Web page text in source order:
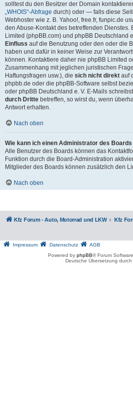
solltest du den Besitzer der Domain
„WHOIS“-Abfrage durch) oder — falls diese
Webhoster wie z. B. Yahoo!, free.fr, funpic.de
den Abuse-Kontakt des betreffenden Dienstes.
Limited (phpBB.com) und phpBB Deutschland
Einfluss auf die Benutzung oder den oder die
haben und dafür in keiner Weise zur
können. Kontaktiere daher nie phpBB Limited
Zusammenhang mit jeglichen juristischen
Haftungsfragen usw.), die sich nicht direkt auf
phpbb.de oder die phpBB-Software selbst
oder phpBB Deutschland e. V. E-Mails
durch Dritte betreffen, so wirst du, wenn
Antwort erhalten.
Nach oben
Wie kann ich einen Administrator des
Alle Benutzer des Boards können das
Funktion durch die Board-Administration
Mitglieder des Boards können zusätzlich den
Nach oben
Kfz Forum - Auto, Motorrad und LKW Kfz
Impressum Datenschutz
AGB
Powered by phpBB® Forum
Deutsche Übersetzung durch